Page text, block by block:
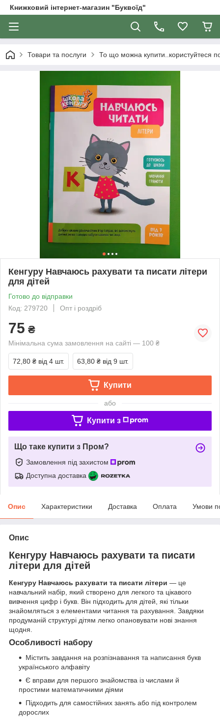
Книжковий інтернет-магазин "Буквоїд"
Товари та послуги То що можна купити..користуйтеся
Кенгуру Навчаюсь рахувати та писати літери
для дітей
Готово до відправки
Код: 279720
Опт і роздріб
75 ₴
Мінімальна сума замовлення на сайті — 100 ₴
72,80 ₴ від 4 шт. 63,80 ₴ від 9 шт.
Купити
або
Купити з
Що таке купити з Пром?
Замовлення під захистом
Доступна доставка
Опис Характеристики Доставка Оплата Умови
Опис
Кенгуру Навчаюсь рахувати та писати
літери для дітей
Кенгуру Навчаюсь рахувати та писати літери — це
навчальний набір, який створено для легкого та цікавого
вивчення цифр і букв. Він підходить для дітей, які тільки
знайомляться з елементами читання та рахування. Завдяки
продуманій структурі дітям легко опановувати нові знання
щодня.
Особливості набору
Містить завдання на розпізнавання та написання букв
українського алфавіту
Є вправи для першого знайомства із числами й
простими математичними діями
Підходить для самостійних занять або під контролем
дорослих